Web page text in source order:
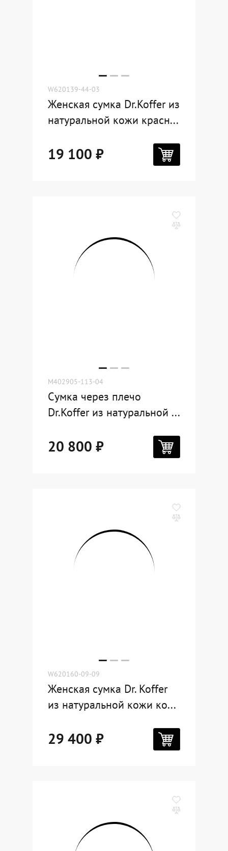
W620139-44-03
Женская сумка Dr.Koffer из
натуральной кожи красн...
19 100 ₽
M402905-113-04
Сумка через плечо
Dr.Koffer из натуральной ...
20 800 ₽
W620160-09-09
Женская сумка Dr. Koffer
из натуральной кожи ко...
29 400 ₽